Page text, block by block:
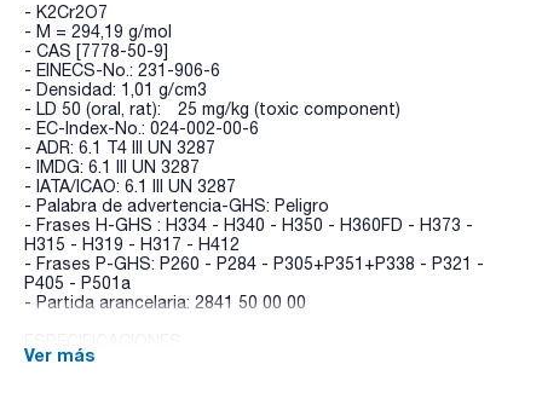
- K2Cr2O7
- M = 294,19 g/mol
- CAS [7778-50-9]
- EINECS-No.: 231-906-6
- Densidad: 1,01 g/cm3
- LD 50 (oral, rat): 25 mg/kg (toxic component)
- EC-Index-No.: 024-002-00-6
- ADR: 6.1 T4 III UN 3287
- IMDG: 6.1 III UN 3287
- IATA/ICAO: 6.1 III UN 3287
- Palabra de advertencia-GHS: Peligro
- Frases H-GHS : H334 - H340 - H350 - H360FD - H373 -
H315 - H319 - H317 - H412
- Frases P-GHS: P260 - P284 - P305+P351+P338 - P321 -
P405 - P501a
- Partida arancelaria: 2841 50 00 00
factor: 0,999 - 1,001
Ver más